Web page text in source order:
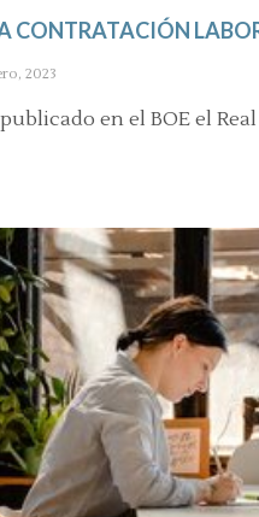
CONTRATACIÓN
2023
en el BOE el